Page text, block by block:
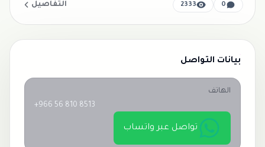
0
2333 التفاصيل
بيانات التواصل
الهاتف
+966 56 810 8513
تواصل عبر واتساب